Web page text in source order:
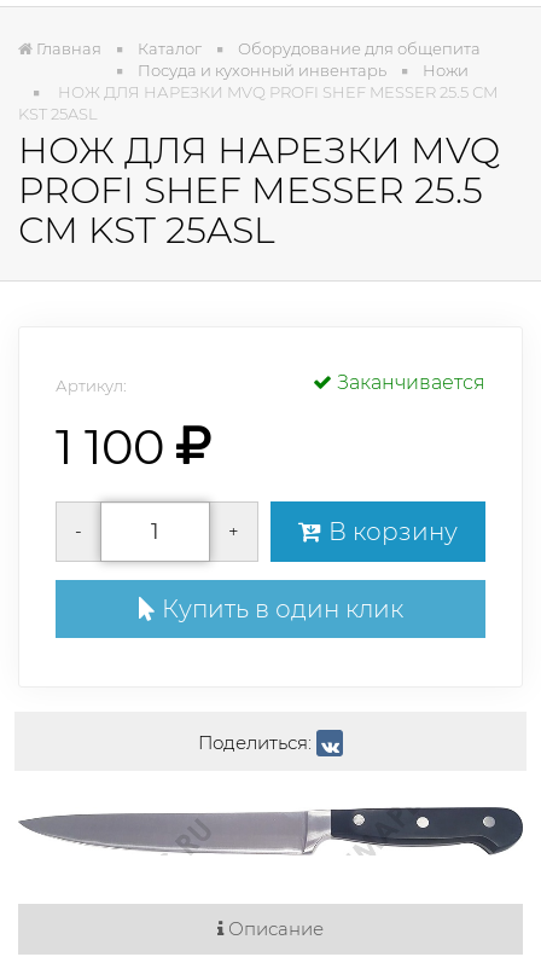
Главная Каталог
Оборудование для общепита
Посуда и кухонный инвентарь
Ножи
НОЖ ДЛЯ НАРЕЗКИ MVQ PROFI SHEF MESSER 25.5 СМ
KST 25ASL
НОЖ ДЛЯ НАРЕЗКИ MVQ
PROFI SHEF MESSER 25.5
СМ KST 25ASL
Артикул: Заканчивается
1 100
- + В корзину
Купить в один клик
Поделиться:
Описание